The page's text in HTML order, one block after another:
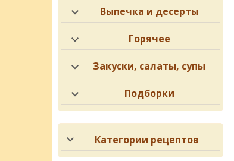
Выпечка и десерты
Горячее
Закуски, салаты, супы
Подборки
Категории рецептов